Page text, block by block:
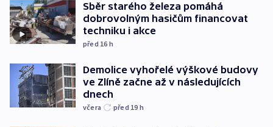
Sběr starého železa pomáhá
dobrovolným hasičům financovat
techniku i akce
před 16 h
Demolice vyhořelé výškové budovy
ve Zlíně začne až v následujících
dnech
včera před 19 h